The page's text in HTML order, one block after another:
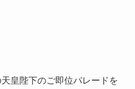
皇陛下のご即位パレードを